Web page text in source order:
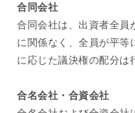
合同会社
合同会社は、出資者全員
に関係なく、全員が平等
に応じた議決権の配分は
合名会社・合資会社